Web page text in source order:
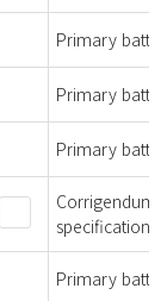
Primary
Primary
Primary
Corrigendum
specifications
Primary